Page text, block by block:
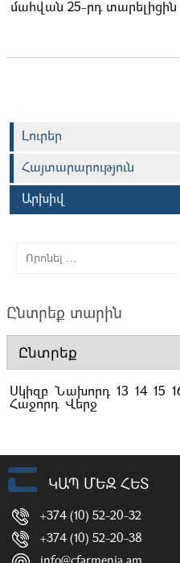
մահվան 25-րդ
Լուրեր
Հայտարարություն
Արխիվ
Ընտրեք տարին
Սկիզբ Նախորդ 13 14 15
Հաջորդ Վերջ
ԿԱՊ ՄԵԶ ՀԵՏ
+374 (10) 52-20-32
+374 (10) 52-20-38